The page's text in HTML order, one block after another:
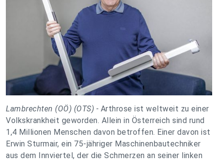
Lambrechten (OÖ) (OTS) - Arthrose ist weltweit zu einer
Volkskrankheit geworden. Allein in Österreich sind rund
1,4 Millionen Menschen davon betroffen. Einer davon ist
Erwin Sturmair, ein 75-jähriger Maschinenbautechniker
aus dem Innviertel, der die Schmerzen an seiner linken